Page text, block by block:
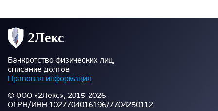
Банкротство физических лиц,
списание долгов
Правовая информация
© ООО «2Лекс», 2015-2026
ОГРН/ИНН 1027704016196/7704250112